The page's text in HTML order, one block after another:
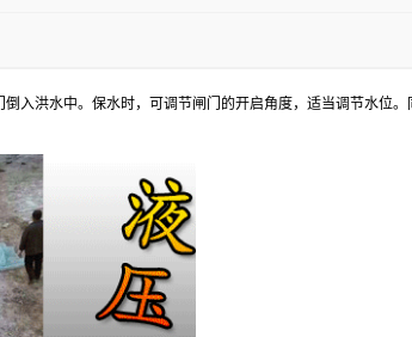
入洪水中。保水时，可调节闸门的开启角度，适当调节水位